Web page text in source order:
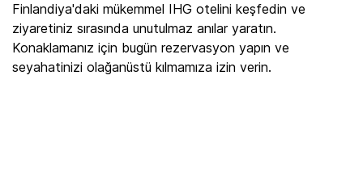
Finlandiya'daki mükemmel IHG otelini keşfedin ve
ziyaretiniz sırasında unutulmaz anılar yaratın.
Konaklamanız için bugün rezervasyon yapın ve
seyahatinizi olağanüstü kılmamıza izin verin.